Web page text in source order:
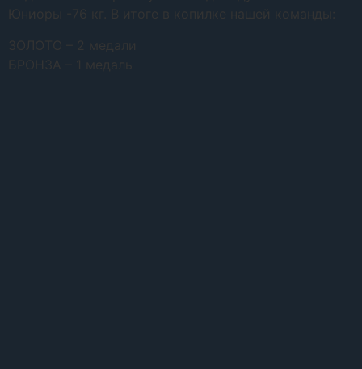
Юниоры -76 кг. В итоге в копилке нашей команды:
ЗОЛОТО – 2 медали
БРОНЗА – 1 медаль